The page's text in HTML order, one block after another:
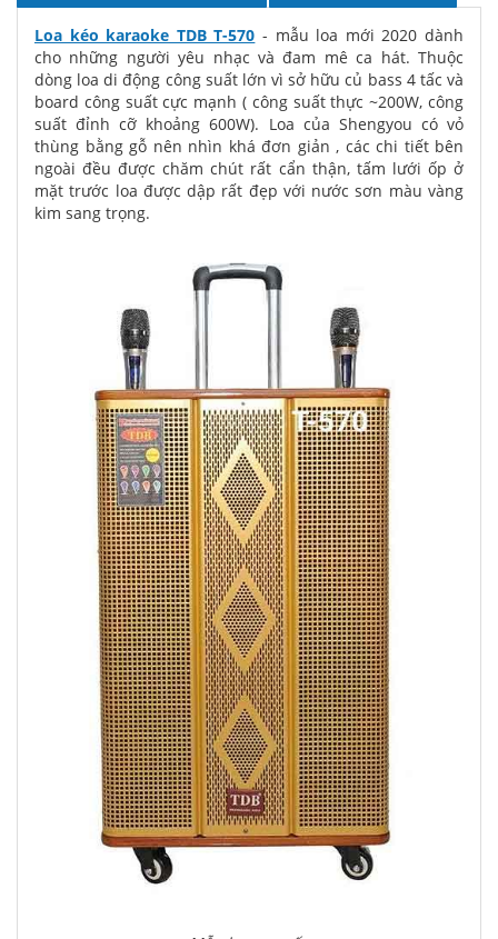
Loa kéo karaoke TDB T-570 - mẫu loa mới 2020 dành
cho những người yêu nhạc và đam mê ca hát. Thuộc
dòng loa di động công suất lớn vì sở hữu củ bass 4 tấc và
board công suất cực mạnh ( công suất thực ~200W, công
suất đỉnh cỡ khoảng 600W). Loa của Shengyou có vỏ
thùng bằng gỗ nên nhìn khá đơn giản , các chi tiết bên
ngoài đều được chăm chút rất cẩn thận, tấm lưới ốp ở
mặt trước loa được dập rất đẹp với nước sơn màu vàng
kim sang trọng.